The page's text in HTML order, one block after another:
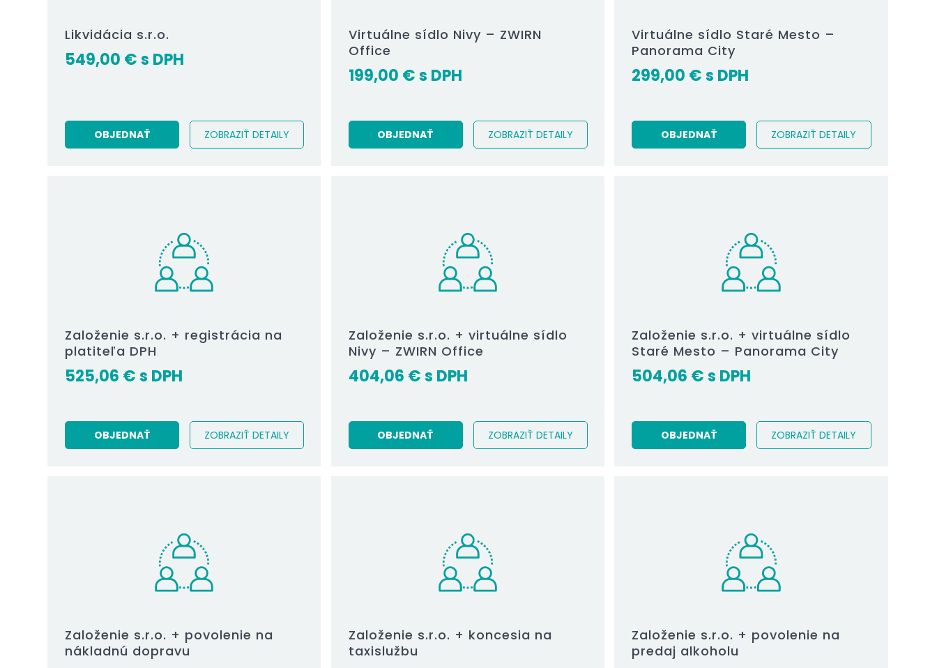
Likvidácia s.r.o.
549,00 €
OBJEDNAŤ ZOBRAZIŤ DETAILY
Virtuálne sídlo Nivy – ZWIRN
Office
199,00 €
OBJEDNAŤ ZOBRAZIŤ DETAILY
Virtuálne sídlo Staré Mesto –
Panorama City
299,00 €
OBJEDNAŤ ZOBRAZIŤ DETAILY
Založenie s.r.o. + registrácia na
platiteľa DPH
525,06 €
OBJEDNAŤ ZOBRAZIŤ DETAILY
Založenie s.r.o. + virtuálne sídlo
Nivy – ZWIRN Office
404,06 €
OBJEDNAŤ ZOBRAZIŤ DETAILY
Založenie s.r.o. + virtuálne sídlo
Staré Mesto – Panorama City
504,06 €
OBJEDNAŤ ZOBRAZIŤ DETAILY
Založenie s.r.o. + povolenie na
nákladnú dopravu
Založenie s.r.o. + koncesia na
taxislužbu
Založenie s.r.o. + povolenie na
predaj alkoholu